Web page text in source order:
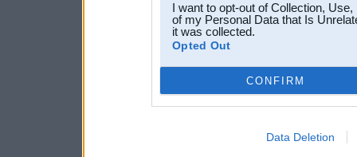
I want to opt-out of Collection,
of my Personal Data that Is
it was collected.
Opted Out
CONFIRM
Data Deletion